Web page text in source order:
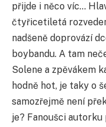
přijde i něco víc…
čtyřicetiletá
nadšeně doprovází
boybandu. A tam
Solene a zpěvákem
hodně hot, je taky o
samozřejmě není
je? Fanoušci